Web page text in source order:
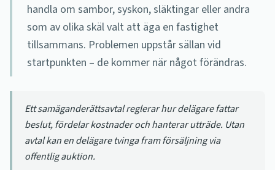
handla om sambor, syskon, släktingar eller andra
som av olika skäl valt att äga en fastighet
tillsammans. Problemen uppstår sällan vid
startpunkten – de kommer när något förändras.
Ett samäganderättsavtal reglerar hur delägare fattar
beslut, fördelar kostnader och hanterar utträde. Utan
avtal kan en delägare tvinga fram försäljning via
offentlig auktion.